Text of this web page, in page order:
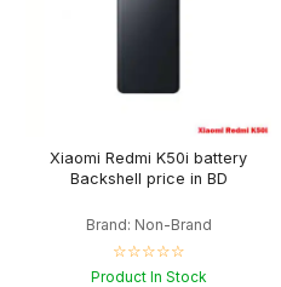
Xiaomi Redmi K50i battery
Backshell price in BD
Brand: Non-Brand
☆☆☆☆☆
Product In Stock